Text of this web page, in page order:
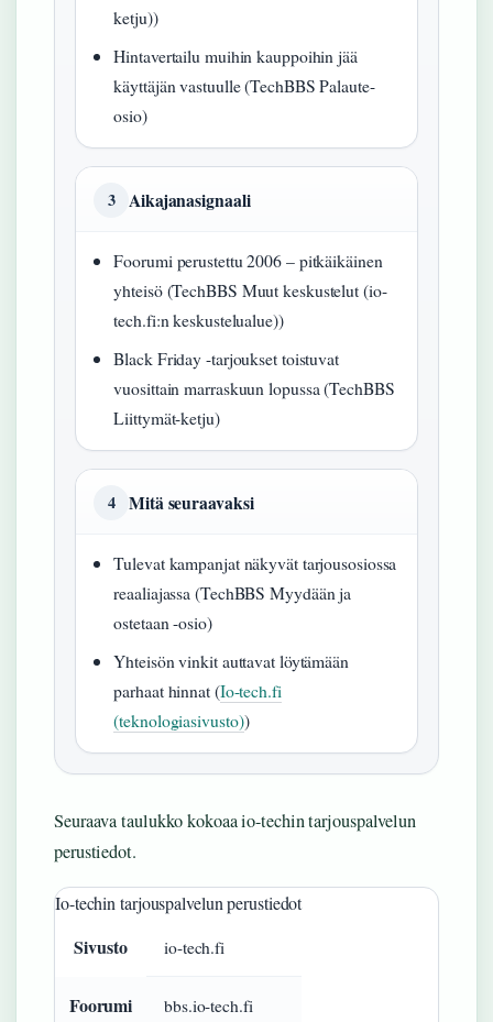
ketju))
Hintavertailu muihin kauppoihin jää
käyttäjän vastuulle (TechBBS Palaute-
osio)
3 Aikajanasignaali
Foorumi perustettu 2006 – pitkäikäinen
yhteisö (TechBBS Muut keskustelut (io-
tech.fi:n keskustelualue))
Black Friday -tarjoukset toistuvat
vuosittain marraskuun lopussa (TechBBS
Liittymät-ketju)
4 Mitä seuraavaksi
Tulevat kampanjat näkyvät tarjousosiossa
reaaliajassa (TechBBS Myydään ja
ostetaan -osio)
Yhteisön vinkit auttavat löytämään
parhaat hinnat (Io-tech.fi
(teknologiasivusto))
Seuraava taulukko kokoaa io-techin tarjouspalvelun
perustiedot.
Io-techin tarjouspalvelun perustiedot
Sivusto io-tech.fi
Foorumi bbs.io-tech.fi